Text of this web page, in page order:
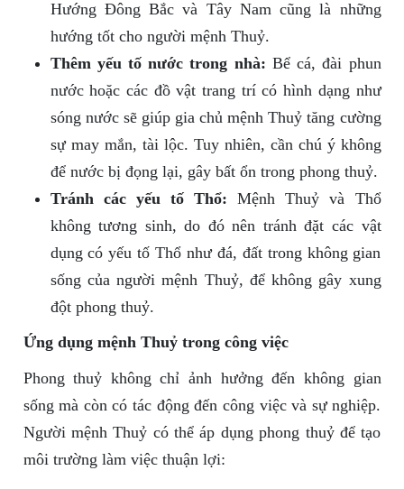
Hướng Đông Bắc và Tây Nam cũng là những
hướng tốt cho người mệnh Thuỷ.
Thêm yếu tố nước trong nhà: Bể cá, đài phun
nước hoặc các đồ vật trang trí có hình dạng như
sóng nước sẽ giúp gia chủ mệnh Thuỷ tăng cường
sự may mắn, tài lộc. Tuy nhiên, cần chú ý không
để nước bị đọng lại, gây bất ổn trong phong thuỷ.
Tránh các yếu tố Thổ: Mệnh Thuỷ và Thổ
không tương sinh, do đó nên tránh đặt các vật
dụng có yếu tố Thổ như đá, đất trong không gian
sống của người mệnh Thuỷ, để không gây xung
đột phong thuỷ.
Ứng dụng mệnh Thuỷ trong công việc
Phong thuỷ không chỉ ảnh hưởng đến không gian
sống mà còn có tác động đến công việc và sự nghiệp.
Người mệnh Thuỷ có thể áp dụng phong thuỷ để tạo
môi trường làm việc thuận lợi: